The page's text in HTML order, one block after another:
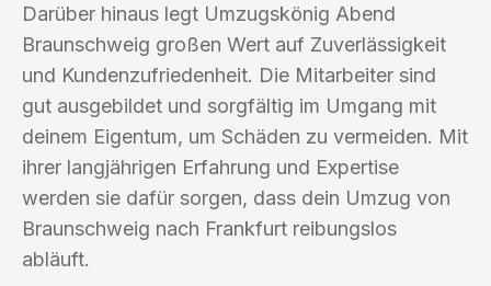
Darüber hinaus legt Umzugskönig Abend
Braunschweig großen Wert auf Zuverlässigkeit
und Kundenzufriedenheit. Die Mitarbeiter sind
gut ausgebildet und sorgfältig im Umgang mit
deinem Eigentum, um Schäden zu vermeiden. Mit
ihrer langjährigen Erfahrung und Expertise
werden sie dafür sorgen, dass dein Umzug von
Braunschweig nach Frankfurt reibungslos
abläuft.